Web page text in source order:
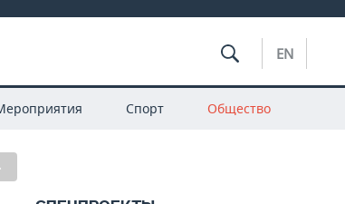
EN
Спорт Общество